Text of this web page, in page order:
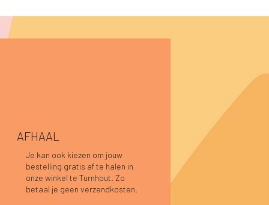
Snel overzicht
Caro blouse beige
Prijs
€ 44,95
Snel overzicht
Pauline top bordeaux
Prijs
€ 59,95
Snel overzicht
Pauline top donkerblauw
Niet op voorraad
AFHAAL
Je kan ook kiezen om jouw
bestelling gratis af te halen in
onze winkel te Turnhout. Zo
betaal je geen verzendkosten.